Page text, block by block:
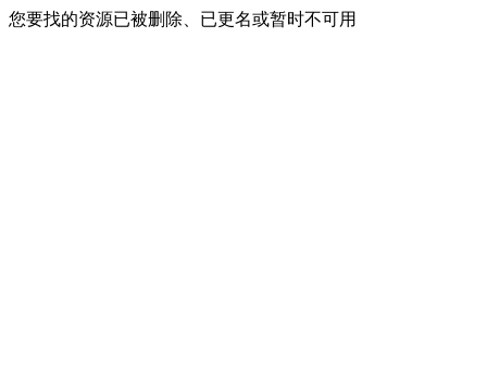
您要找的资源已被删除、已更名或暂时不可用